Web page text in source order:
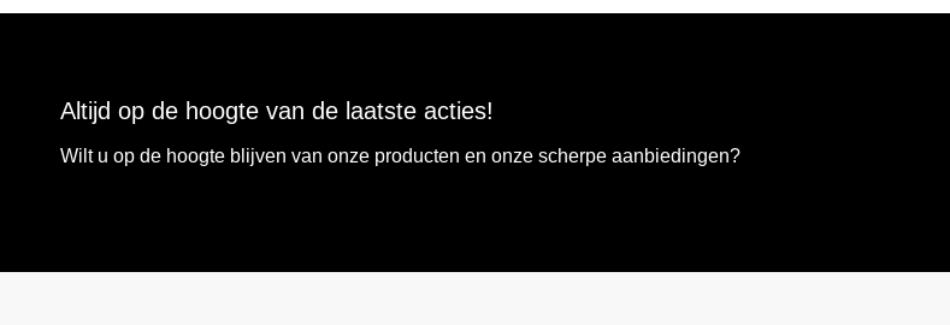
Altijd op de hoogte van de laatste acties!
Wilt u op de hoogte blijven van onze producten en onze scherpe aanbiedingen?